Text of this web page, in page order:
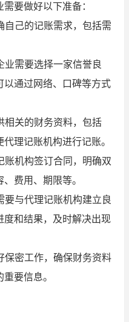
要做好以下准备：
自己的记账需求，包括需
业需要选择一家信誉良
以通过网络、口碑等方式
相关的财务资料，包括
理记账机构进行记账。
账机构签订合同，明确双
费用、期限等。
要与代理记账机构建立良
度和结果，及时解决出现
保密工作，确保财务资料
要信息。